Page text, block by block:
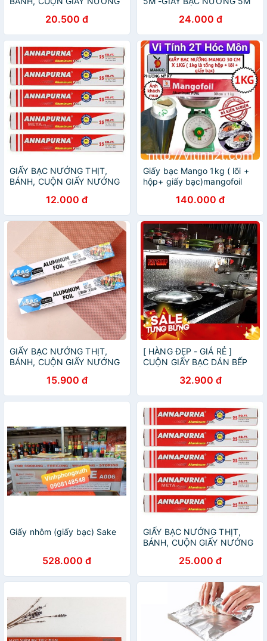
20.500 đ 24.000 đ
GIẤY BẠC NƯỚNG THỊT,
BÁNH, CUỘN GIẤY NƯỚNG
12.000 đ
Giấy bạc Mango 1kg ( lõi +
hộp+ giấy bạc)mangofoil
140.000 đ
GIẤY BẠC NƯỚNG THỊT,
BÁNH, CUỘN GIẤY NƯỚNG
15.900 đ
[ HÀNG ĐẸP - GIÁ RẺ ]
CUỘN GIẤY BẠC DÁN BẾP
BẾP, GIẤY BẠC DÁN TƯỜNG
BẾP, GIẤY BẠC CUỘN
32.900 đ
Giấy nhôm (giấy bạc) Sake
528.000 đ
GIẤY BẠC NƯỚNG THỊT,
BÁNH, CUỘN GIẤY NƯỚNG
25.000 đ